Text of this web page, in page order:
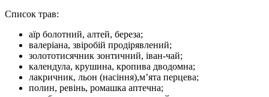
Список трав:
аїр болотний, алтей, береза;
валеріана, звіробій продірявлений;
золототисячник зонтичний, іван-чай;
календула, крушина, кропива дводомна;
лакричник, льон (насіння),м’ята перцева;
полин, ревінь, ромашка аптечна;